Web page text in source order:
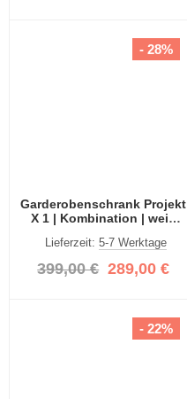
Garderobenschrank Projekt
X 1 | Kombination | weiß
2-teilig
Lieferzeit: 5-7 Werktage
399,00 € 289,00 €
- 28%
- 22%